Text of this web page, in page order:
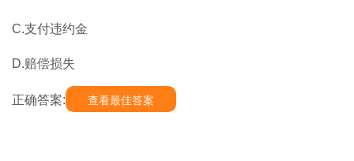
C.支付违约金
D.赔偿损失
正确答案: 查看最佳答案